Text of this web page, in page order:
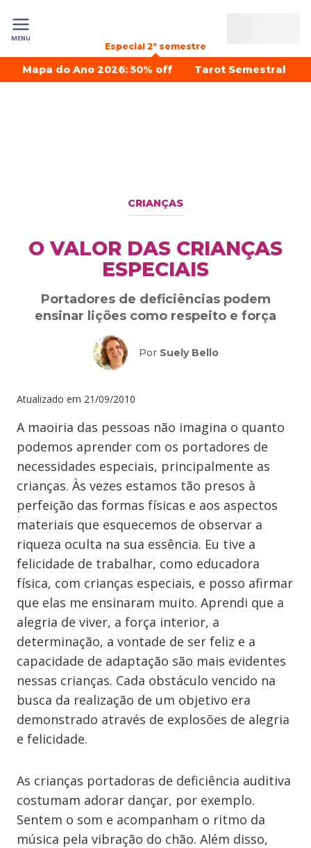
MENU
Especial 2º semestre
Mapa do Ano 2026: 50% off Tarot Semestral
CRIANÇAS
O VALOR DAS CRIANÇAS
ESPECIAIS
Portadores de deficiências podem
ensinar lições como respeito e força
Por Suely Bello
Atualizado em 21/09/2010
A maoiria das pessoas não imagina o quanto
podemos aprender com os portadores de
necessidades especiais, principalmente as
crianças. Às vezes estamos tão presos à
perfeição das formas físicas e aos aspectos
materiais que esquecemos de observar a
riqueza oculta na sua essência. Eu tive a
felicidade de trabalhar, como educadora
física, com crianças especiais, e posso afirmar
que elas me ensinaram muito. Aprendi que a
alegria de viver, a força interior, a
determinação, a vontade de ser feliz e a
capacidade de adaptação são mais evidentes
nessas crianças. Cada obstáculo vencido na
busca da realização de um objetivo era
demonstrado através de explosões de alegria
e felicidade.
As crianças portadoras de deficiência auditiva
costumam adorar dançar, por exemplo.
Sentem o som e acompanham o ritmo da
música pela vibração do chão. Além disso,